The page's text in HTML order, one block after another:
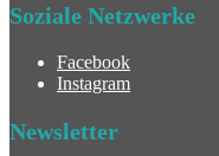
Soziale Netzwerke
Facebook
Instagram
Newsletter